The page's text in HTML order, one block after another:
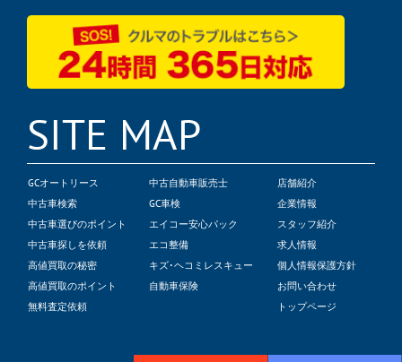
SITE MAP
GCオートリース
中古車検索
中古車選びのポイント
中古車探しを依頼
高値買取の秘密
高値買取のポイント
無料査定依頼
中古自動車販売士
GC車検
エイコー安心パック
エコ整備
キズ･ヘコミレスキュー
自動車保険
店舗紹介
企業情報
スタッフ紹介
求人情報
個人情報保護方針
お問い合わせ
トップページ